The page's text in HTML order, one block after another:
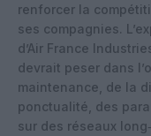
renforcer la
ses compagnies.
d’Air France
devrait peser dans
maintenance, de la
ponctualité, des
sur des réseaux